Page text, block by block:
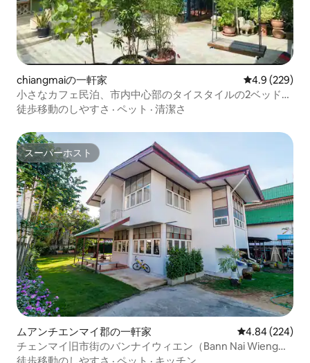
chiangmaiの一軒家 レビュー229
4.9 (229)
小さなカフェ民泊、市内中心部のタイスタイルの2ベッドル
ーム民泊、超高いコストパフォーマンス
徒歩移動のしやすさ · ペット · 清潔さ
スーパーホスト
スーパーホスト
ムアンチエンマイ郡の一軒家 レビュー224
4.84 (224)
チェンマイ旧市街のバンナイウィエン（Bann Nai Wieng）
から空港への送迎